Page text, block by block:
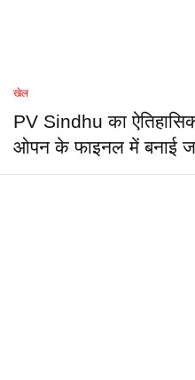
खेल
PV Sindhu का
ओपन के फाइनल में बनाई